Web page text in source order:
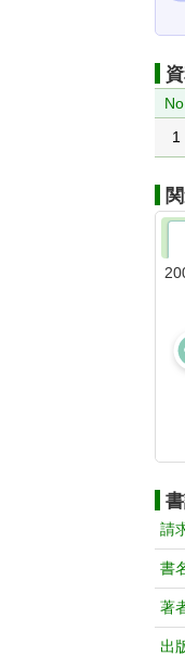
1
請
書
著
出